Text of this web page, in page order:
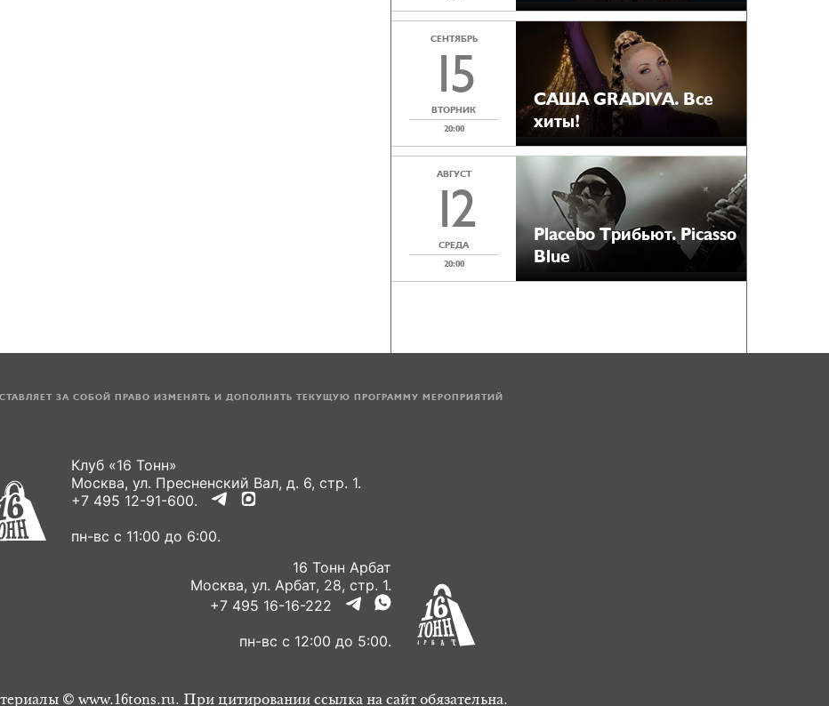
СЕНТЯБРЬ
15
ВТОРНИК
20:00
САША GRADIVA. Все
хиты!
АВГУСТ
12
СРЕДА
20:00
Placebo Tрибьют. Picasso
Blue
ЗА СОБОЙ ПРАВО ИЗМЕНЯТЬ И ДОПОЛНЯТЬ ТЕКУЩУЮ ПРОГРАММУ МЕРОПРИЯТИЙ
Клуб «16 Тонн»
Москва, ул. Пресненский Вал, д. 6, стр. 1.
+7 495 12-91-600.
пн-вс с 11:00 до 6:00.
16 Тонн Арбат
Москва, ул. Арбат, 28, стр. 1.
+7 495 16-16-222
пн-вс с 12:00 до 5:00.
© www.16tons.ru. При цитировании ссылка на сайт обязательна.